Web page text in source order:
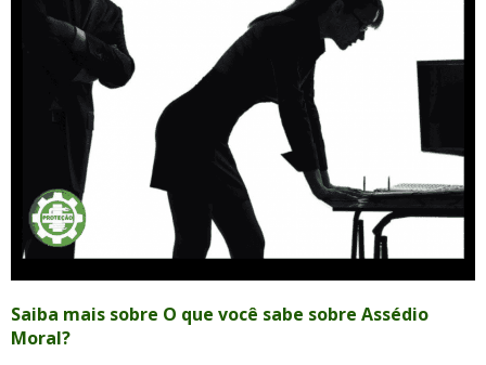
Saiba mais sobre O que você sabe sobre Assédio
Moral?